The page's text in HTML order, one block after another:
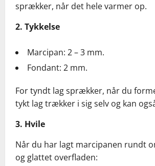
sprækker, når det hele varmer op.
2. Tykkelse
Marcipan: 2 – 3 mm.
Fondant: 2 mm.
For tyndt lag sprækker, når du
tykt lag trækker i sig selv og kan
3. Hvile
Når du har lagt marcipanen rundt
og glattet overfladen: